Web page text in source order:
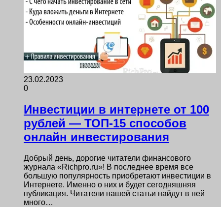
23.02.2023
0
Инвестиции в интернете от 100
рублей — ТОП-15 способов
онлайн инвестирования
Добрый день, дорогие читатели финансового
журнала «Richpro.ru»! В последнее время все
большую популярность приобретают инвестиции в
Интернете. Именно о них и будет сегодняшняя
публикация. Читатели нашей статьи найдут в ней
много…